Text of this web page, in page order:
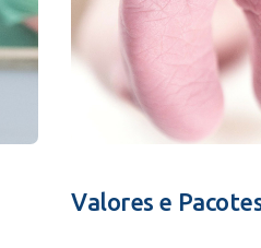
Valores e